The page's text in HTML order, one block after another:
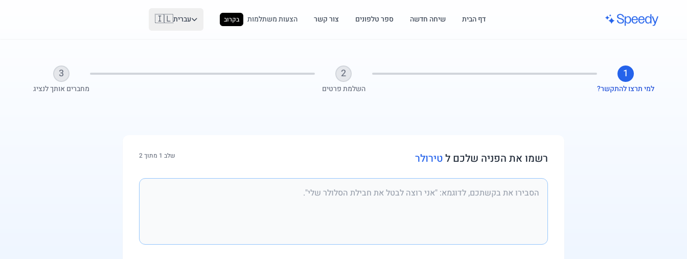
🇮🇱עברית הצעות משתלמות בקרוב צור קשר ספר טלפונים שיחה חדשה דף הבית
1
למי תרצו להתקשר?
2
השלמת פרטים
3
מחברים אותך לנציג
רשמו את הפניה שלכם לטירולר שלב 1 מתוך 2